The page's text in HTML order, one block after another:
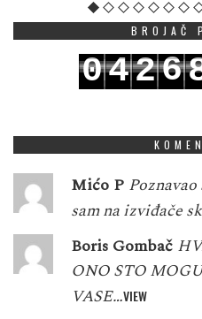
BROJAČ
0426
Mićo P Poznavao
sam na izviđače
Boris Gombač
ONO STO
VASE…VIEW